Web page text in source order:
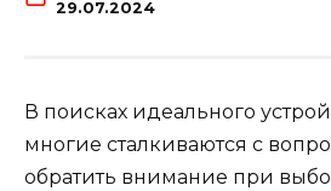
29.07.2024
В поисках идеального
многие сталкиваются с
обратить внимание при